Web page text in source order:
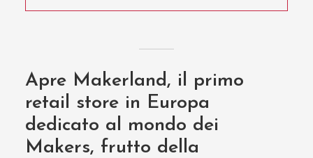
Apre Makerland, il primo
retail store in Europa
dedicato al mondo dei
Makers, frutto della